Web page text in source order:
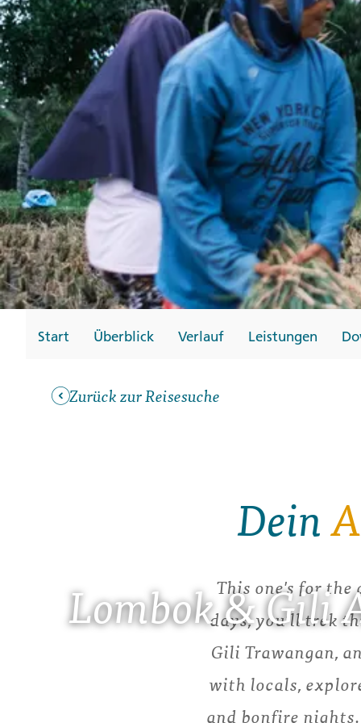
Gutscheine
Messen und
Notfallteam und
Krisenmanagement
Lombok & Gili
Start Überblick Verlauf Leistungen
Zurück zur Reisesuche
Dein
This one's for the
days, you'll trek
Gili Trawangan,
with locals,
and bonfire